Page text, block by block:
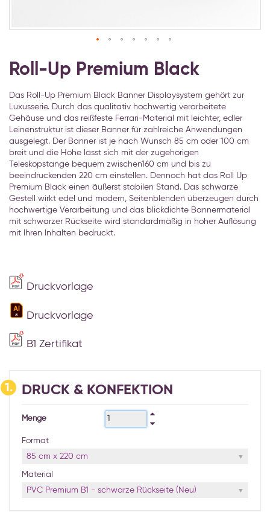
Anfang
der
springen
Roll-Up Premium Black
Das Roll-Up Premium Black Banner Displaysystem gehört zur
Luxusserie. Durch das qualitativ hochwertig verarbeitete
Gehäuse und das reißfeste Ferrari-Material mit leichter, edler
Leinenstruktur ist dieser Banner für zahlreiche Anwendungen
ausgelegt. Der Banner ist je nach Wunsch 85 cm oder 100 cm
breit und die Höhe lässt sich mit der zugehörigen
Teleskopstange bequem zwischen160 cm und bis zu
beeindruckenden 220 cm einstellen. Dennoch hat das Roll Up
Premium Black einen äußerst stabilen Stand. Das schwarze
Gestell wirkt edel und modern, Seitenblenden überzeugen durch
hochwertige Verarbeitung und das blickdichte Bannermaterial
mit schwarzer Rückseite wird standardmäßig in hoher Auflösung
mit Ihren Inhalten bedruckt.
Druckvorlage
Druckvorlage
B1 Zertifikat
1. DRUCK & KONFEKTION
Menge
Format
85 cm x 220 cm
Material
PVC Premium B1 - schwarze Rückseite (Neu)